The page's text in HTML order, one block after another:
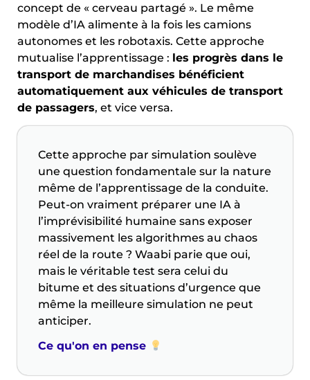
concept de « cerveau partagé ». Le même
modèle d’IA alimente à la fois les camions
autonomes et les robotaxis. Cette approche
mutualise l’apprentissage : les progrès dans le
transport de marchandises bénéficient
automatiquement aux véhicules de transport
de passagers, et vice versa.
Cette approche par simulation soulève
une question fondamentale sur la nature
même de l’apprentissage de la conduite.
Peut-on vraiment préparer une IA à
l’imprévisibilité humaine sans exposer
massivement les algorithmes au chaos
réel de la route ? Waabi parie que oui,
mais le véritable test sera celui du
bitume et des situations d’urgence que
même la meilleure simulation ne peut
anticiper.
Ce qu'on en pense